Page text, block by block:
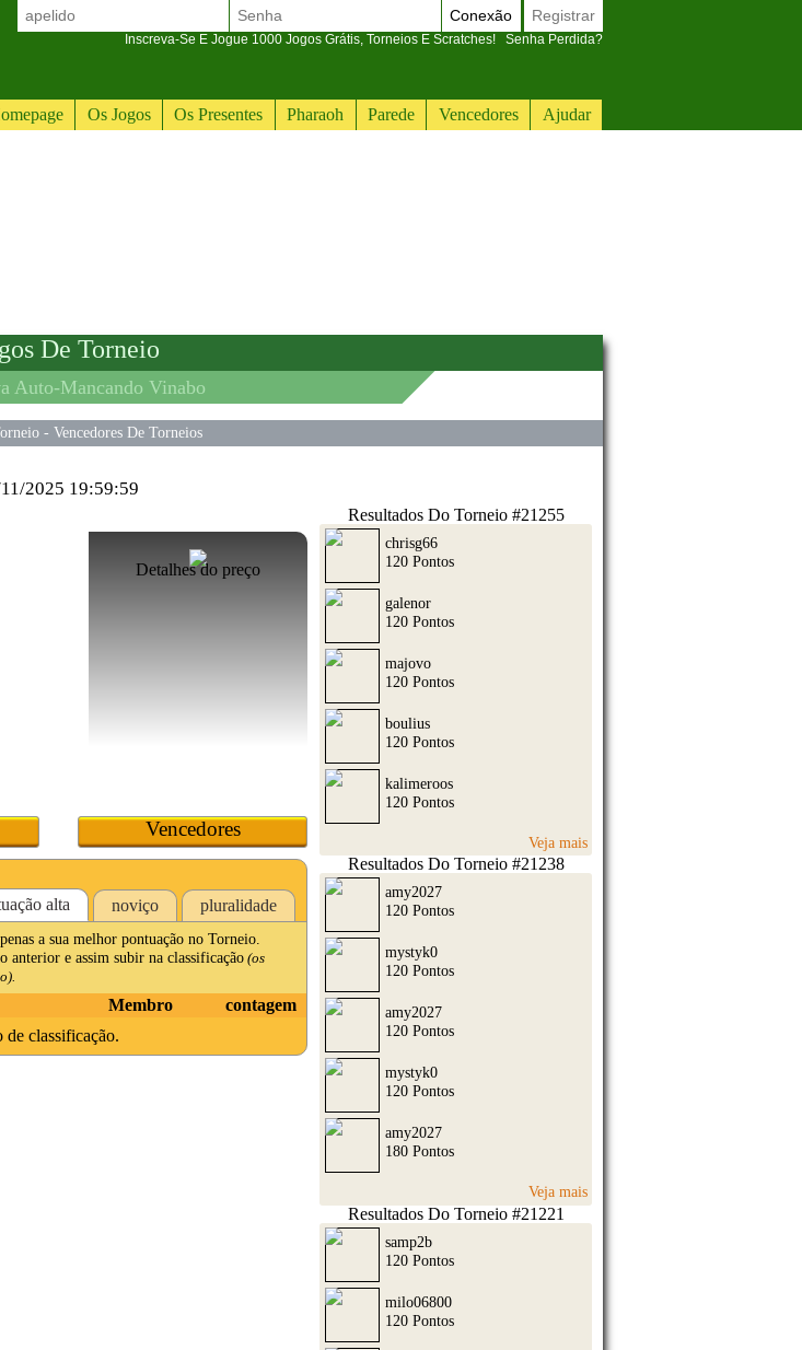
Os Jogos Os Presentes Pharaoh Parede Vencedores Ajudar
Conexão Registrar
Inscreva-Se E Jogue 1000 Jogos Grátis, Torneios E Scratches! Senha Perdida?
De Torneio
Auto-Mancando Vinabo
- Vencedores De Torneios
2025 19:59:59
Detalhes do preço
Vencedores
alta noviço pluralidade
a sua melhor pontuação no Torneio.
anterior e assim subir na classificação (os
Membro
contagem
de classificação.
Resultados Do Torneio #21255
chrisg66
120 Pontos
galenor
120 Pontos
majovo
120 Pontos
boulius
120 Pontos
kalimeroos
120 Pontos
Veja mais
Resultados Do Torneio #21238
amy2027
120 Pontos
mystyk0
120 Pontos
amy2027
120 Pontos
mystyk0
120 Pontos
amy2027
180 Pontos
Veja mais
Resultados Do Torneio #21221
samp2b
120 Pontos
milo06800
120 Pontos